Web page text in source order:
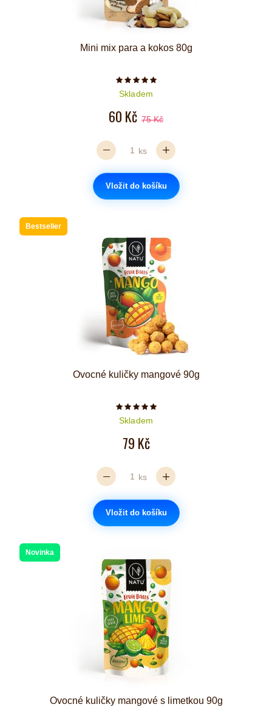
Mini mix para a kokos 80g
Počet hvězdiček je 5 z 5
Skladem
60 Kč 75 Kč
ks
Vložit do košíku
Bestseller
Ovocné kuličky mangové 90g
Počet hvězdiček je 5 z 5
Skladem
79 Kč
ks
Vložit do košíku
Novinka
Ovocné kuličky mangové s limetkou 90g